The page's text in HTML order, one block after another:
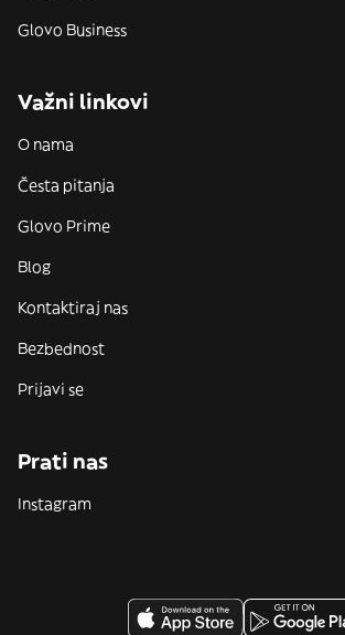
Glovo Business
Važni linkovi
O nama
Česta pitanja
Glovo Prime
Blog
Kontaktiraj nas
Bezbednost
Prijavi se
Prati nas
Instagram